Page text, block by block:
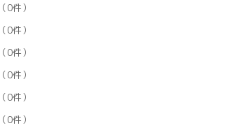
（0件）
（0件）
（0件）
（0件）
（0件）
（0件）